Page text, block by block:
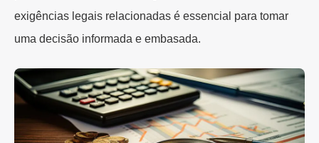
exigências legais relacionadas é essencial para tomar
uma decisão informada e embasada.